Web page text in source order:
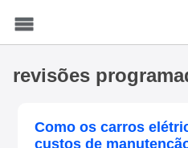
revisões
Como os carros
custos de